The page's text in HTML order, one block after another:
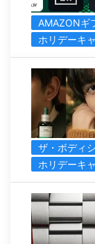
AMAZONギ
ホリデーキ
ザ・ボディ
ホリデーキ